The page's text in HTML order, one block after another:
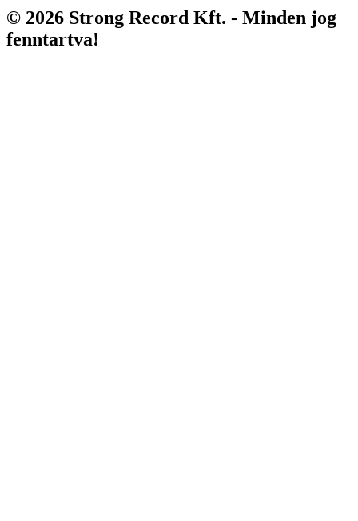
© 2026 Strong Record Kft. - Minden jog
fenntartva!